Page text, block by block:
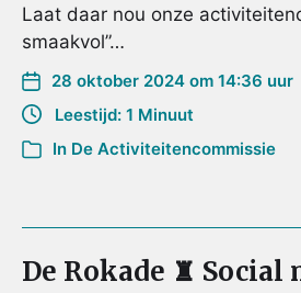
Laat daar nou onze
smaakvol”…
28 oktober 2024 om 14:36 uur
Leestijd: 1 Minuut
In De Activiteitencommissie
De Rokade ♜ Social